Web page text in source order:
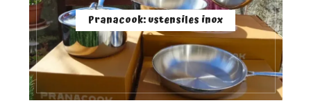
Pranacook: ustensiles inox